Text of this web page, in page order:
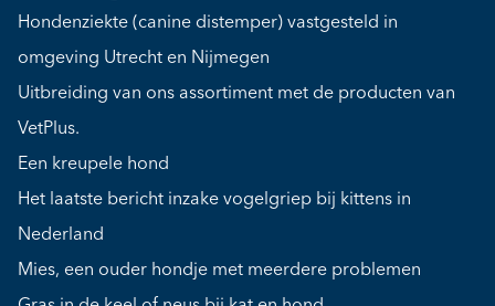
Hondenziekte (canine distemper) vastgesteld in
omgeving Utrecht en Nijmegen
Uitbreiding van ons assortiment met de producten van
VetPlus.
Een kreupele hond
Het laatste bericht inzake vogelgriep bij kittens in
Nederland
Mies, een ouder hondje met meerdere problemen